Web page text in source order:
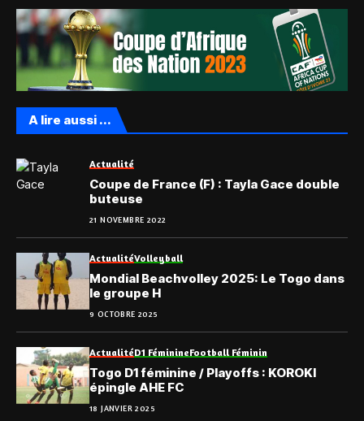
A lire aussi ...
Actualité
Coupe de France (F) : Tayla Gace double
buteuse
21 NOVEMBRE 2022
ActualitéVolleyball
Mondial Beachvolley 2025: Le Togo dans
le groupe H
9 OCTOBRE 2025
ActualitéD1 FéminineFootball Féminin
Togo D1 féminine / Playoffs : KOROKI
épingle AHE FC
18 JANVIER 2025